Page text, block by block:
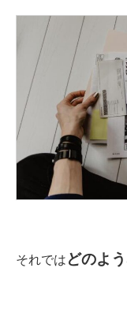
それでは どのよ